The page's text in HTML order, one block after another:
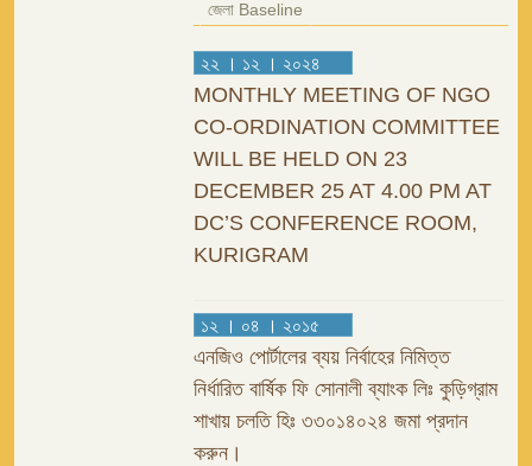
জেলা Baseline
২২ । ১২ । ২০২৪
MONTHLY MEETING OF NGO
CO-ORDINATION COMMITTEE
WILL BE HELD ON 23
DECEMBER 25 AT 4.00 PM AT
DC’S CONFERENCE ROOM,
KURIGRAM
১২ । ০৪ । ২০১৫
এনজিও পোর্টালের ব্যয় নির্বাহের নিমিত্ত
নির্ধারিত বার্ষিক ফি সোনালী ব্যাংক লিঃ কুড়িগ্রাম
শাখায় চলতি হিঃ ৩৩০১৪০২৪ জমা প্রদান
করুন।